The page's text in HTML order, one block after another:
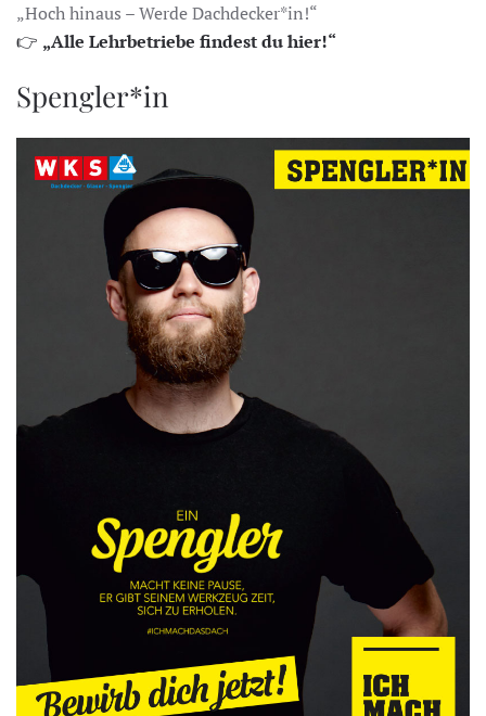
„Hoch hinaus – Werde Dachdecker*in!“
👉 „Alle Lehrbetriebe findest du hier!“
Spengler*in